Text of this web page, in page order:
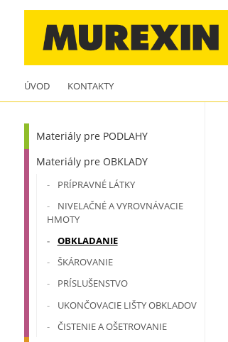
ÚVOD KONTAKTY
Materiály pre PODLAHY
Materiály pre OBKLADY
PRÍPRAVNÉ LÁTKY
NIVELAČNÉ A VYROVNÁVACIE
HMOTY
OBKLADANIE
ŠKÁROVANIE
PRÍSLUŠENSTVO
UKONČOVACIE LIŠTY OBKLADOV
ČISTENIE A OŠETROVANIE